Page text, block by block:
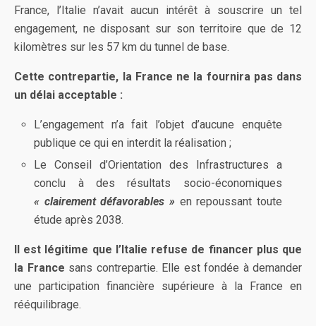
France, l’Italie n’avait aucun intérêt à souscrire un tel
engagement, ne disposant sur son territoire que de 12
kilomètres sur les 57 km du tunnel de base.
Cette contrepartie, la France ne la fournira pas dans
un délai acceptable :
L’engagement n’a fait l’objet d’aucune enquête
publique ce qui en interdit la réalisation ;
Le Conseil d’Orientation des Infrastructures a
conclu à des résultats socio-économiques
« clairement défavorables » en repoussant toute
étude après 2038.
Il est légitime que l’Italie refuse de financer plus que
la France sans contrepartie. Elle est fondée à demander
une participation financière supérieure à la France en
rééquilibrage.